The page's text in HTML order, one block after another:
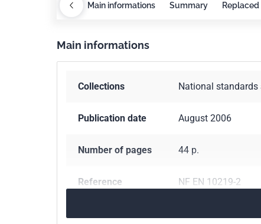
COBAZ Main informations Summary
Main informations
Collections National
Publication date August 2006
Number of pages 44 p.
Reference NF EN 10219-2